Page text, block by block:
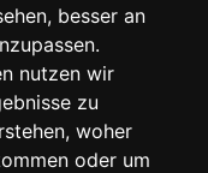
besser an
nutzen wir
zu
woher
oder um
Uhr
Uhr
Uhr
Uhr